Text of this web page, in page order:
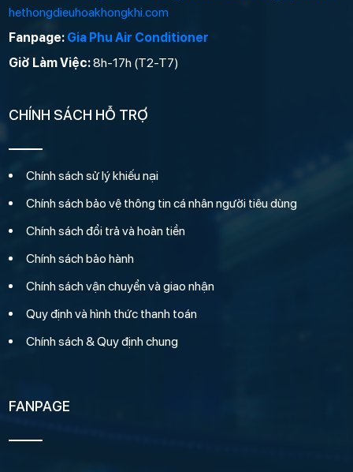
hethongdieuhoakhongkhi.com
Fanpage: Gia Phu Air Conditioner
Giờ Làm Việc:8h-17h (T2-T7)
CHÍNH SÁCH HỖ TRỢ
Chính sách sử lý khiếu nại
Chính sách bảo vệ thông tin cá nhân người tiêu dùng
Chính sách đổi trả và hoàn tiền
Chính sách bảo hành
Chính sách vận chuyển và giao nhận
Quy định và hình thức thanh toán
Chính sách & Quy định chung
FANPAGE